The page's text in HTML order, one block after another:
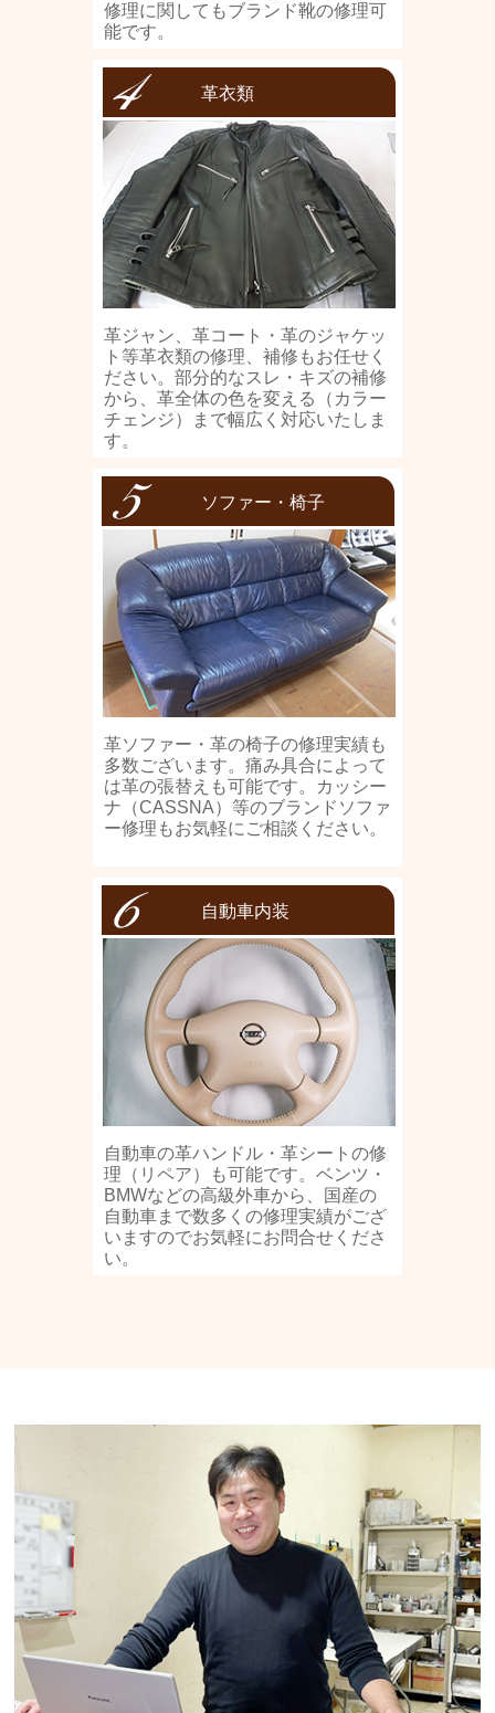
修理に関してもブランド靴の修理可
能です。
革衣類
革ジャン、革コート・革のジャケッ
ト等革衣類の修理、補修もお任せく
ださい。部分的なスレ・キズの補修
から、革全体の色を変える（カラー
チェンジ）まで幅広く対応いたしま
す。
ソファー・椅子
革ソファー・革の椅子の修理実績も
多数ございます。痛み具合によって
は革の張替えも可能です。カッシー
ナ（CASSNA）等のブランドソファ
ー修理もお気軽にご相談ください。
自動車内装
自動車の革ハンドル・革シートの修
理（リペア）も可能です。ベンツ・
BMWなどの高級外車から、国産の
自動車まで数多くの修理実績がござ
いますのでお気軽にお問合せくださ
い。